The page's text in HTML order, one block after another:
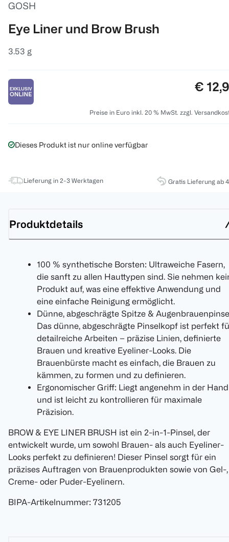
GOSH
Eye Liner und Brow Brush
3.53 g
Preis:
€
Preise in Euro inkl. 20 % MwSt. zzgl.
Dieses Produkt ist nur online verfügbar
Lieferung in 2-3 Werktagen Gratis Lieferung ab
Produktdetails
100 % synthetische Borsten: Ultraweiche Fasern,
die sanft zu allen Hauttypen sind. Sie nehmen
Produkt auf, was eine effektive Anwendung und
eine einfache Reinigung ermöglicht.
Dünne, abgeschrägte Spitze &
Das dünne, abgeschrägte Pinselkopf ist perfekt
detailreiche Arbeiten – präzise Linien, definierte
Brauen und kreative Eyeliner-Looks. Die
Brauenbürste macht es einfach, die Brauen zu
kämmen, zu formen und zu definieren.
Ergonomischer Griff: Liegt angenehm in der Hand
und ist leicht zu kontrollieren für maximale
Präzision.
BROW & EYE LINER BRUSH ist ein 2-in-1-Pinsel, der
entwickelt wurde, um sowohl Brauen- als auch Eyeliner-
Looks perfekt zu definieren! Dieser Pinsel sorgt für ein
präzises Auftragen von Brauenprodukten sowie von Gel-,
Creme- oder Puder-Eyelinern.
BIPA-Artikelnummer: 731205